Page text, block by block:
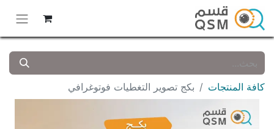
كافة المنتجات بكج تصوير التغطيات فوتوغرافي